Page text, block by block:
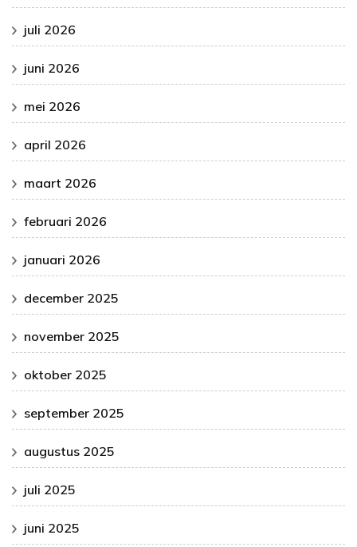
juli 2026
juni 2026
mei 2026
april 2026
maart 2026
februari 2026
januari 2026
december 2025
november 2025
oktober 2025
september 2025
augustus 2025
juli 2025
juni 2025